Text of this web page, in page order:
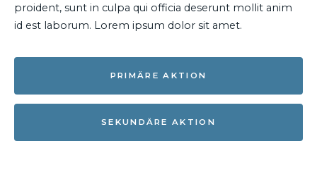
proident, sunt in culpa qui officia deserunt mollit anim
id est laborum. Lorem ipsum dolor sit amet.
PRIMÄRE AKTION
SEKUNDÄRE AKTION